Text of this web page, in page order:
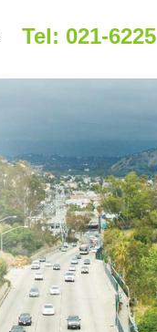
Tel: 021-